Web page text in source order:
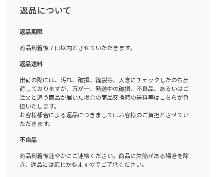
返品について
返品期限
商品到着後７日以内とさせていただきます。
返品送料
出荷の際には、汚れ、破損、縫製等、入念にチェックしたのち出
荷しておりますが、万が一、発送中の破損、不良品、あるいはご
注文と違う商品が届いた場合の商品交換時の送料等はこちらが負
担いたします。
お客様都合による返品につきましてはお客様のご負担とさせてい
ただきます。
不良品
商品到着後速やかにご連絡ください。商品に欠陥がある場合を除
き、返品には応じかねますのでご了承ください。